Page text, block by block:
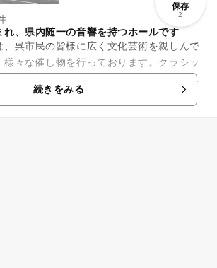
保存
2
れ、県内随一の音響を持つホールです
、呉市民の皆様に広く文化芸術を親しんで
様々な催し物を行っております。クラシッ
ポップスコンサートやお笑いライブ、講演
トまで、...続きをみる